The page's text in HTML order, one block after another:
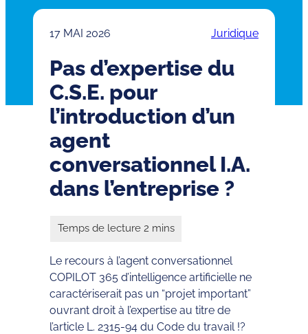
17 MAI 2026 Juridique
Pas d’expertise du
C.S.E. pour
l’introduction d’un
agent
conversationnel I.A.
dans l’entreprise ?
Le recours à l’agent conversationnel
COPILOT 365 d’intelligence artificielle ne
caractériserait pas un “projet important”
ouvrant droit à l’expertise au titre de
l’article L. 2315‑94 du Code du travail !?